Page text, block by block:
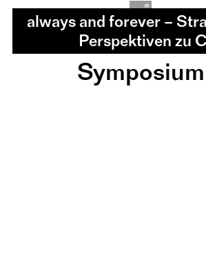
©
U
l
r
i
k
e
M
a
r
k
us
Perspektiven zu
Symposium